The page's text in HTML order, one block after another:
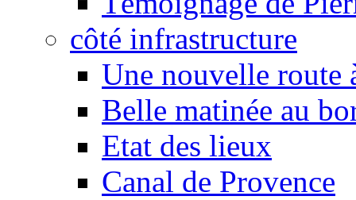
côté infrastructure
Une nouvelle route
Belle matinée au
Etat des lieux
Canal de Provence